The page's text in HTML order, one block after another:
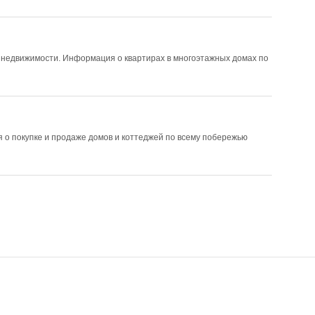
Информация о квартирах в многоэтажных домах по
покупке и продаже домов и коттеджей по всему побережью